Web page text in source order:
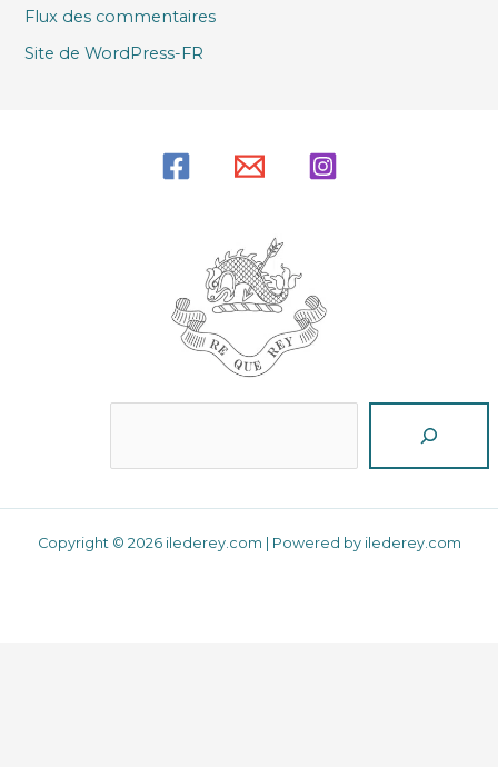
Flux des commentaires
Site de WordPress-FR
Copyright © 2026 ilederey.com | Powered by ilederey.com